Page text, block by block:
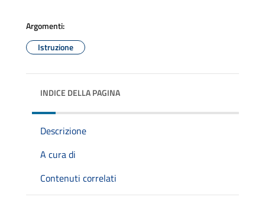
Argomenti:
Istruzione
INDICE DELLA PAGINA
Descrizione
A cura di
Contenuti correlati